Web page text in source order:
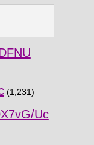
(1,231)
Uc